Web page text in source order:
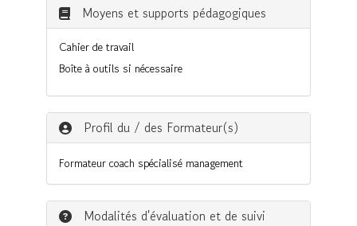
Moyens et supports pédagogiques
Cahier de travail
Boîte à outils si nécessaire
Profil du / des Formateur(s)
Formateur coach spécialisé management
Modalités d'évaluation et de suivi